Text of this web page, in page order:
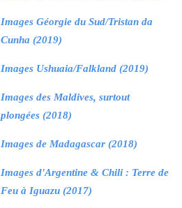
Images Géorgie du Sud/Tristan da
Cunha (2019)
Images Ushuaia/Falkland (2019)
Images des Maldives, surtout
plongées (2018)
Images de Madagascar (2018)
Images d'Argentine & Chili : Terre de
Feu à Iguazu (2017)